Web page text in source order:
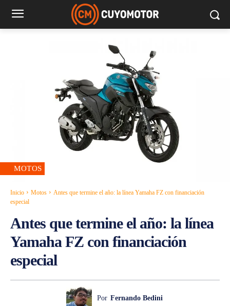
MOTOS
Inicio Motos
Antes que termine el año: la línea Yamaha FZ con financiación
especial
Antes que termine el año: la línea
Yamaha FZ con financiación
especial
Por Fernando Bedini